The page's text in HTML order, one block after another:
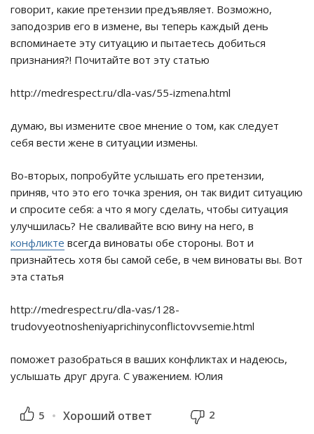
говорит, какие претензии предъявляет. Возможно,
заподозрив его в измене, вы теперь каждый день
вспоминаете эту ситуацию и пытаетесь добиться
признания?! Почитайте вот эту статью
http://medrespect.ru/dla-vas/55-izmena.html
думаю, вы измените свое мнение о том, как следует
себя вести жене в ситуации измены.
Во-вторых, попробуйте услышать его претензии,
приняв, что это его точка зрения, он так видит ситуацию
и спросите себя: а что я могу сделать, чтобы ситуация
улучшилась? Не сваливайте всю вину на него, в
конфликте всегда виноваты обе стороны. Вот и
признайтесь хотя бы самой себе, в чем виноваты вы. Вот
эта статья
http://medrespect.ru/dla-vas/128-
trudovyeotnosheniyaprichinyconflictovvsemie.html
поможет разобраться в ваших конфликтах и надеюсь,
услышать друг друга. С уважением. Юлия
5 Хороший ответ 2